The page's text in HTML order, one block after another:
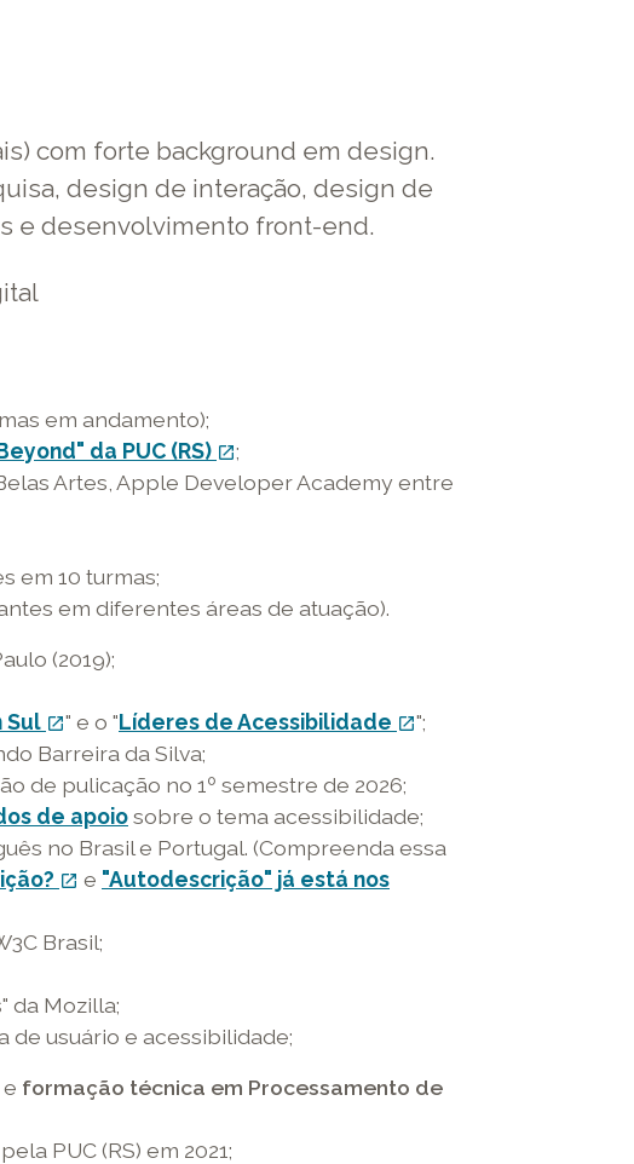
com forte background em design.
design de interação, design de
e desenvolvimento front-end.
em andamento);
da PUC (RS) open_in_newlink
externo
abre
janela
;
Artes, Apple Developer Academy entre
em 10 turmas;
em diferentes áreas de atuação).
(2019);
Sul open_in_newlink
externo
-
o
link
abre
uma
janela
" e o "Líderes de Acessibilidade open_in_newlink
o
link
";
Barreira da Silva;
de pulicação no 1º semestre de 2026;
de apoiosobre o tema acessibilidade;
no Brasil e Portugal. (Compreenda essa
open_in_new link
para
Youtube
e "Autodescrição" já está nos
Brasil;
da Mozilla;
usuário e acessibilidade;
formação técnica em Processamento de
pela PUC (RS) em 2021;